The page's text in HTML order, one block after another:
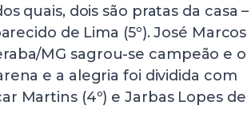
quais, dois são pratas da casa –
de Lima (5º). José Marcos
MG sagrou-se campeão e o
e a alegria foi dividida com
Martins (4º) e Jarbas Lopes de